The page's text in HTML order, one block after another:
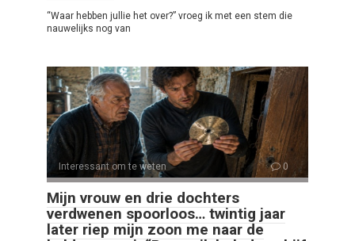
“Waar hebben jullie het over?” vroeg ik met een stem die
nauwelijks nog van
Interessant om te weten 0
Mijn vrouw en drie dochters
verdwenen spoorloos… twintig jaar
later riep mijn zoon me naar de